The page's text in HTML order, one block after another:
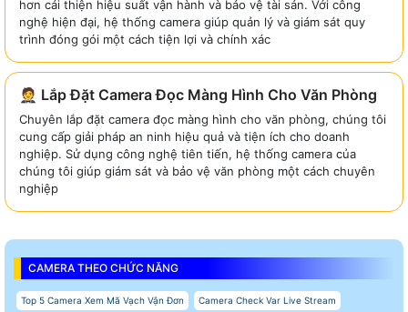
hơn cải thiện hiệu suất vận hành và bảo vệ tài sản. Với công
nghệ hiện đại, hệ thống camera giúp quản lý và giám sát quy
trình đóng gói một cách tiện lợi và chính xác
🤵 Lắp Đặt Camera Đọc Màng Hình Cho Văn Phòng
Chuyên lắp đặt camera đọc màng hình cho văn phòng, chúng tôi
cung cấp giải pháp an ninh hiệu quả và tiện ích cho doanh
nghiệp. Sử dụng công nghệ tiên tiến, hệ thống camera của
chúng tôi giúp giám sát và bảo vệ văn phòng một cách chuyên
nghiệp
CAMERA THEO CHỨC NĂNG
Top 5 Camera Xem Mã Vạch Vận Đơn Camera Check Var Live Stream